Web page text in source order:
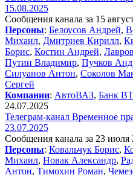
15.08.2025
Сообщения канала за 15
Персоны: Белоусов Андрей,
Михаил, Дмитриев Кирилл,
Борис, Костин Андрей,
Путин Владимир, Пучков
Силуанов Антон, Соколов
Сергей
Компании: АвтоВАЗ, Банк
24.07.2025
Телеграм-канал Временное
23.07.2025
Сообщения канала за 23 июля
Персоны: Ковальчук Борис,
Михаил, Новак Александр,
Антон, Тимохин Роман,